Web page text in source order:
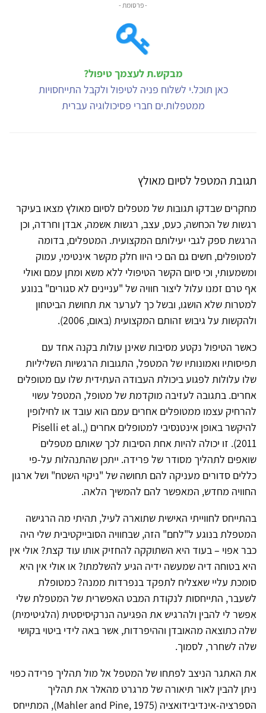
- פרסומת -
מבקש.ת לעצמך טיפול?
כאן תוכל.י לשלוח פניה לטיפול ולקבל התייחסויות
ממטפלות.ים חברי פסיכולוגיה עברית
תגובת המטפל לסיום מאולץ
מחקרים שבדקו תגובות של מטפלים לסיום מאולץ מצאו בעיקר
רגשות של הכחשה, כעס, עצב, רגשות אשמה, אבדן וחרדה, וכן
הרגשת ספק לגבי יעילותם המקצועית. המטפלים, בדומה
למטופלים, חשים גם הם כי היוו חלק מקשר אינטימי, עמוק
ומשמעותי, וכי סיום הקשר הטיפולי ללא משא ומתן עמם ואולי
אף טרם זמנו עלול ליצור חוויה של "עניינים לא סגורים" בנוגע
למטרות שלא הושגו, ובשל כך לערער את תחושת הביטחון
ולהקשות על גיבוש זהותם המקצועית (באום, 2006).
כאשר הטיפול נקטע מסיבות שאינן עולות בקנה אחד עם
תפיסותיו ואמונותיו של המטפל, התגובות הרגשיות השליליות
שלו עלולות לפגוע ביכולת העבודה העתידית שלו עם מטופלים
אחרים. בתגובה לעזיבה מוקדמת של מטופל, המטפל עשוי
להרחיק עצמו ממטופלים אחרים עמם הוא עובד או לחילופין
להיקשר באופן אינטנסיבי למטופלים אחרים (Piselli et al.,
2011). זו יכולה להיות אחת הסיבות לכך שאותם מטפלים
שואפים לתהליך מסודר של פרידה. ייתכן שהתנהלות על-פי
כללים סדורים מעניקה להם תחושה של "ניקוי השטח" ושל ארגון
החוויה מחדש, המאפשר להם להמשיך הלאה.
בהתייחס לחווייתי האישית שתוארה לעיל, תהיתי מה הרגישה
המטפלת בנוגע ל"לחם" הזה, שבחוויה הסובייקטיבית שלי היה
כבר אפוי – בעוד היא השתוקקה להחזיק אותו עוד קצת? אולי אין
היא בטוחה דיה שמעשה ידיה הגיע להשלמתו? או אולי אין היא
סומכת עליי שאצליח לתפקד בנפרדות ממנה? כמטופלת
לשעבר, התייחסות לנקודת המבט האפשרית של המטפלת שלי
אִפשר לי להבין ולהרגיש את הפגיעה הנרקיסיסטית (הלגיטימית)
שלה כתוצאה מהאובדן וההיפרדות, אשר באה לידי ביטוי בקושי
שלה לשחרר, לסמוך.
את האתגר הניצב לפתחו של המטפל אל מול תהליך פרידה כפוי
ניתן להבין לאור תיאורה של מרגרט מהאלר את תהליך
הספרציה-אינדיבידואציה (Mahler and Pine, 1975), המתייחס